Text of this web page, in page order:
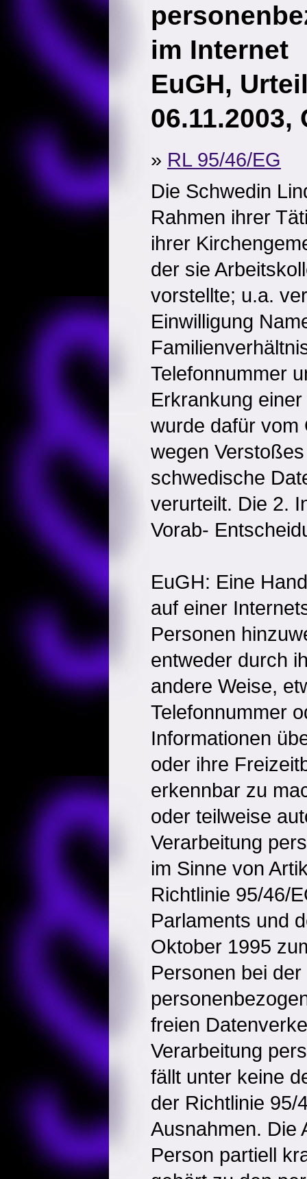
im Internet
EuGH,
06.11.2003,
» RL 95/46/EG
Die Schwedin
Rahmen ihrer
ihrer
der sie
vorstellte; u.a.
Einwilligung
Telefonnummer
Erkrankung
wurde dafür vom
wegen
schwedische
verurteilt. Die 2.
Vorab-
EuGH: Eine
auf einer
Personen
entweder durch
andere Weise,
Telefonnummer
Informationen
oder ihre
erkennbar zu
oder teilweise
Verarbeitung
im Sinne von
Richtlinie 95/46/
Parlaments und
Oktober 1995
Personen bei
freien
Verarbeitung
fällt unter keine
der Richtlinie 95/
Ausnahmen. Die
Person partiell